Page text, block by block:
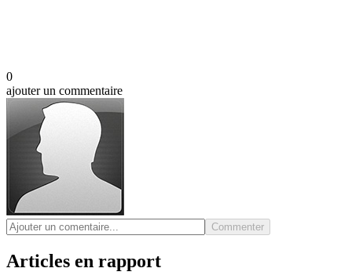
0
ajouter un commentaire
Commenter
Articles en rapport